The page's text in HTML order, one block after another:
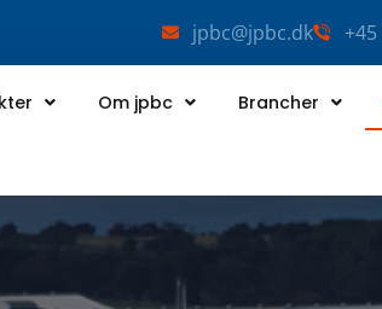
jpbc@jpbc.dk +45
Om jpbc Brancher